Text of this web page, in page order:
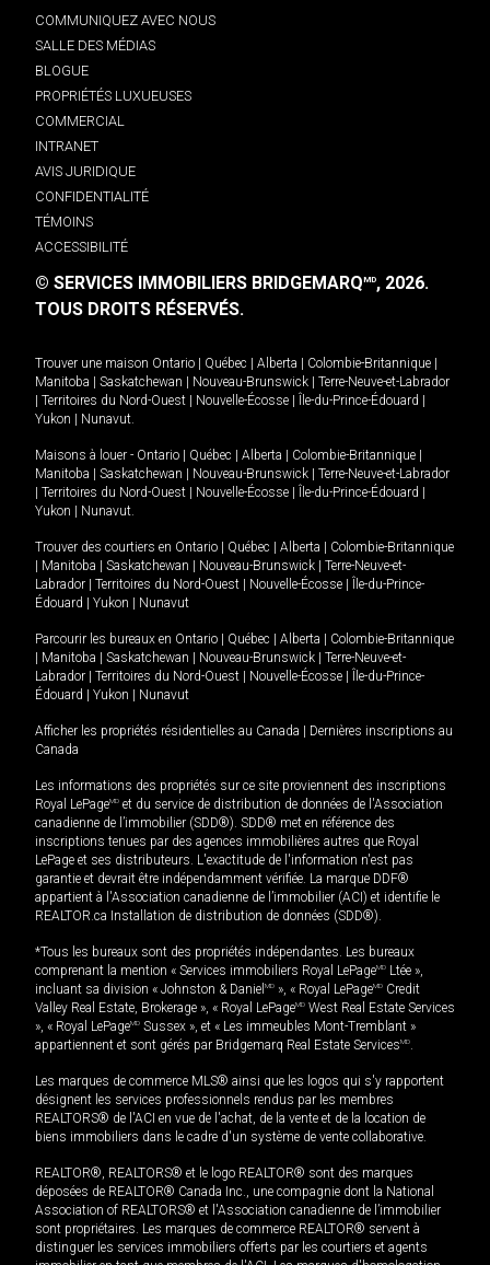
COMMUNIQUEZ AVEC NOUS
SALLE DES MÉDIAS
BLOGUE
PROPRIÉTÉS LUXUEUSES
COMMERCIAL
INTRANET
AVIS JURIDIQUE
CONFIDENTIALITÉ
TÉMOINS
ACCESSIBILITÉ
© SERVICES IMMOBILIERS BRIDGEMARQMD, 2026.
TOUS DROITS RÉSERVÉS.
Trouver une maison Ontario Québec Alberta Colombie-Britannique
Manitoba
Saskatchewan Nouveau-Brunswick
Terre-Neuve-et-Labrador
Territoires du Nord-Ouest Nouvelle-Écosse Île-du-Prince-Édouard
Yukon
Nunavut.
Maisons à louer - Ontario Québec Alberta Colombie-Britannique
Manitoba
Saskatchewan Nouveau-Brunswick
Terre-Neuve-et-Labrador
Territoires du Nord-Ouest Nouvelle-Écosse Île-du-Prince-Édouard
Yukon
Nunavut.
Trouver des courtiers en Ontario Québec Alberta
Colombie-Britannique
Manitoba Saskatchewan Nouveau-Brunswick
Terre-Neuve-et-
Labrador
Territoires du Nord-Ouest Nouvelle-Écosse
Île-du-Prince-
Édouard
Yukon Nunavut
Parcourir les bureaux en Ontario Québec Alberta
Colombie-Britannique
Manitoba Saskatchewan Nouveau-Brunswick
Terre-Neuve-et-
Labrador
Territoires du Nord-Ouest Nouvelle-Écosse
Île-du-Prince-
Édouard
Yukon Nunavut
Afficher les propriétés résidentielles au Canada
Dernières inscriptions au
Canada
Les informations des propriétés sur ce site proviennent des inscriptions
Royal LePageMD et du service de distribution de données de l'Association
canadienne de l’immobilier (SDD®). SDD® met en référence des
inscriptions tenues par des agences immobilières autres que Royal
LePage et ses distributeurs. L'exactitude de l'information n'est pas
garantie et devrait être indépendamment vérifiée. La marque DDF®
appartient à l'Association canadienne de l’immobilier (ACI) et identifie le
REALTOR.ca Installation de distribution de données (SDD®).
*Tous les bureaux sont des propriétés indépendantes. Les bureaux
comprenant la mention « Services immobiliers Royal LePageMD Ltée »,
incluant sa division « Johnston & Daniel MD », « Royal LePageMD Credit
Valley Real Estate, Brokerage », « Royal LePageMD West Real Estate Services
», « Royal LePageMD Sussex », et « Les immeubles Mont-Tremblant »
appartiennent et sont gérés par Bridgemarq Real Estate ServicesMD.
Les marques de commerce MLS® ainsi que les logos qui s'y rapportent
désignent les services professionnels rendus par les membres
REALTORS® de l'ACI en vue de l'achat, de la vente et de la location de
biens immobiliers dans le cadre d'un système de vente collaborative.
REALTOR®, REALTORS® et le logo REALTOR® sont des marques
déposées de REALTOR® Canada Inc., une compagnie dont la National
Association of REALTORS® et l'Association canadienne de l’immobilier
sont propriétaires. Les marques de commerce REALTOR® servent à
distinguer les services immobiliers offerts par les courtiers et agents